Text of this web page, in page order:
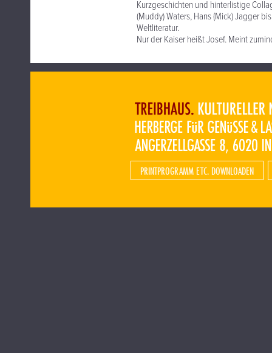
Kurzgeschichten und hinterlistige
(Muddy) Waters, Hans (Mick) Jagger
Weltliteratur.
Nur der Kaiser heißt Josef. Meint
PRINTPROGRAMM ETC. DOWNLOADEN